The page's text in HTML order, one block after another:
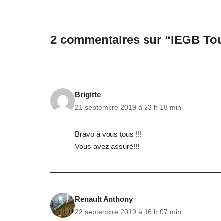
2 commentaires sur “IEGB
Brigitte
21 septembre 2019 à 23 h 18 min
Bravo à vous tous !!!
Vous avez assuré!!!
Renault Anthony
22 septembre 2019 à 16 h 07 min